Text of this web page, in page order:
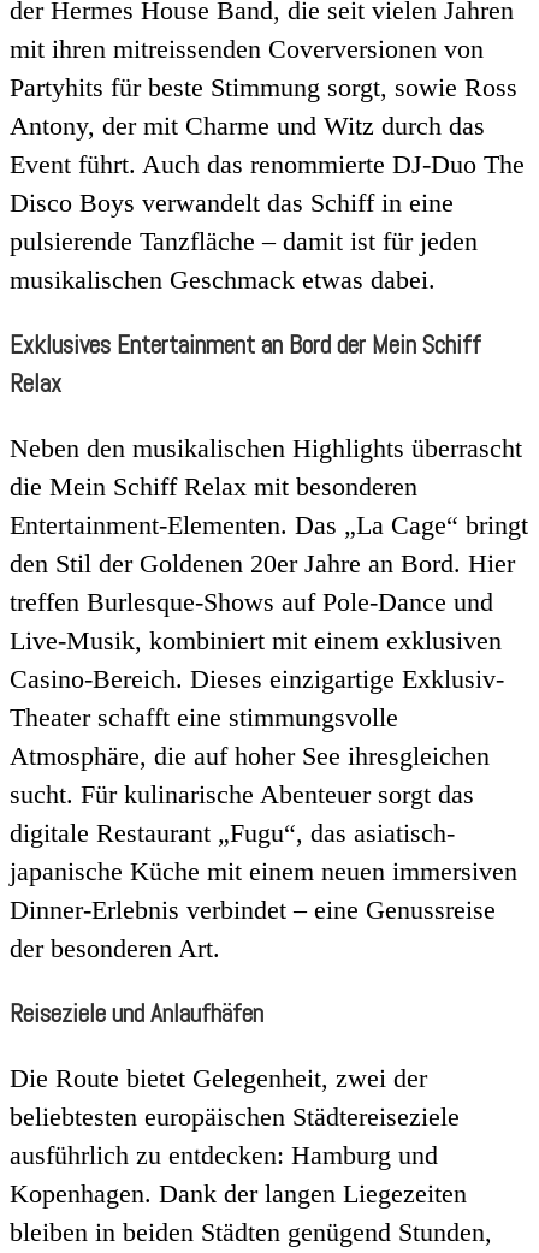
der Hermes House Band, die seit vielen Jahren
mit ihren mitreissenden Coverversionen von
Partyhits für beste Stimmung sorgt, sowie Ross
Antony, der mit Charme und Witz durch das
Event führt. Auch das renommierte DJ-Duo The
Disco Boys verwandelt das Schiff in eine
pulsierende Tanzfläche – damit ist für jeden
musikalischen Geschmack etwas dabei.
Exklusives Entertainment an Bord der Mein Schiff
Relax
Neben den musikalischen Highlights überrascht
die Mein Schiff Relax mit besonderen
Entertainment-Elementen. Das „La Cage“ bringt
den Stil der Goldenen 20er Jahre an Bord. Hier
treffen Burlesque-Shows auf Pole-Dance und
Live-Musik, kombiniert mit einem exklusiven
Casino-Bereich. Dieses einzigartige Exklusiv-
Theater schafft eine stimmungsvolle
Atmosphäre, die auf hoher See ihresgleichen
sucht. Für kulinarische Abenteuer sorgt das
digitale Restaurant „Fugu“, das asiatisch-
japanische Küche mit einem neuen immersiven
Dinner-Erlebnis verbindet – eine Genussreise
der besonderen Art.
Reiseziele und Anlaufhäfen
Die Route bietet Gelegenheit, zwei der
beliebtesten europäischen Städtereiseziele
ausführlich zu entdecken: Hamburg und
Kopenhagen. Dank der langen Liegezeiten
bleiben in beiden Städten genügend Stunden,